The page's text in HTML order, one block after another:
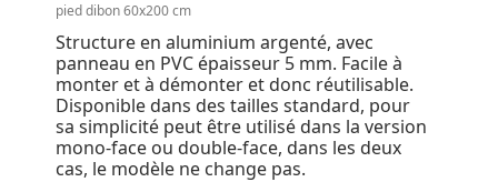
pied dibon 60x200 cm
Structure en aluminium argenté, avec
panneau en PVC épaisseur 5 mm. Facile à
monter et à démonter et donc réutilisable.
Disponible dans des tailles standard, pour
sa simplicité peut être utilisé dans la version
mono-face ou double-face, dans les deux
cas, le modèle ne change pas.